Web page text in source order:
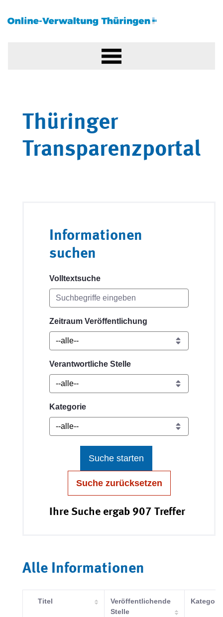
Thüringer
Transparenzportal
Informationen
suchen
Volltextsuche
Zeitraum Veröffentlichung
Verantwortliche Stelle
Kategorie
Suche starten
Suche zurücksetzen
Ihre Suche ergab 907 Treffer
Alle Informationen
Titel
Veröffentlichende
Stelle
Kategorie